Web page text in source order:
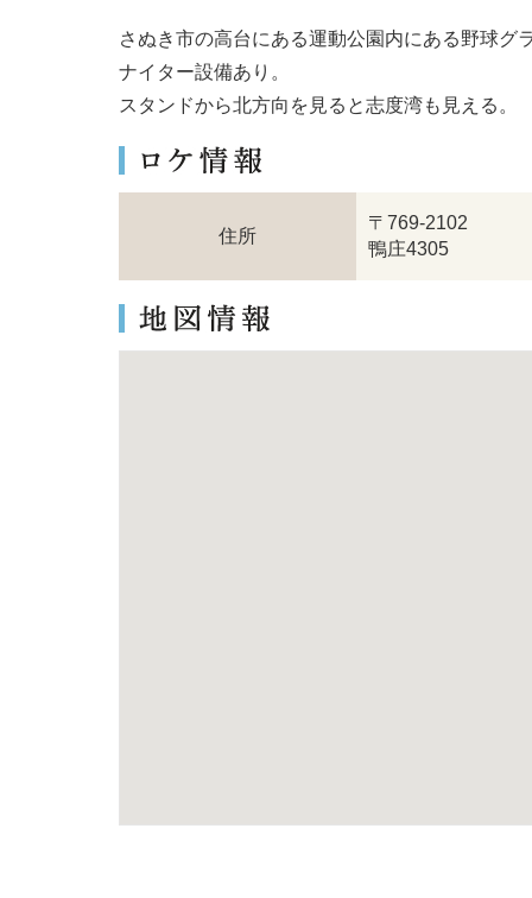
さぬき市の高台にある運動公園内にある野球グ
ナイター設備あり。
スタンドから北方向を見ると志度湾も見える。
住所
〒769-2102
鴨庄4305